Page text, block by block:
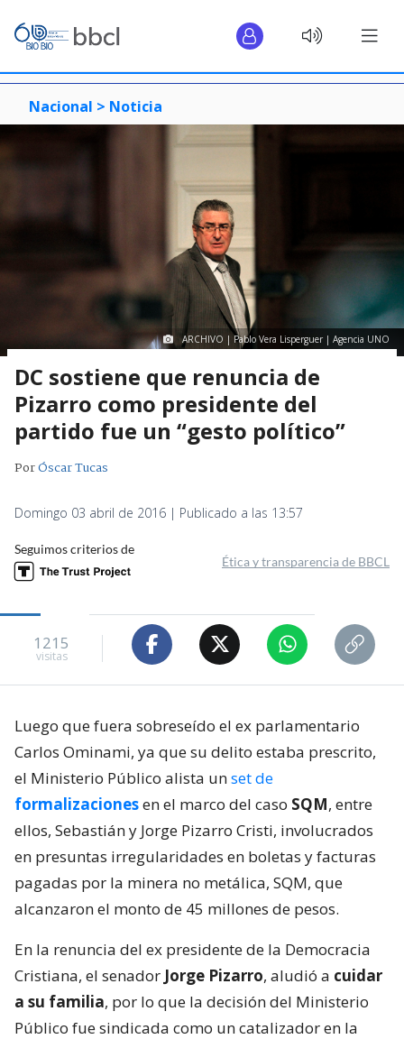
Nacional > Noticia
ARCHIVO | Pablo Vera Lisperguer | Agencia UNO
DC sostiene que renuncia de
Pizarro como presidente del
partido fue un “gesto político”
PorÓscar Tucas
Domingo 03 abril de 2016 | Publicado a las 13:57
Seguimos criterios de
Ética y transparencia de BBCL
1215
visitas
Luego que fuera sobreseído el ex parlamentario
Carlos Ominami, ya que su delito estaba prescrito,
el Ministerio Público alista unset de
formalizacionesen el marco del caso SQM, entre
ellos, Sebastián y Jorge Pizarro Cristi, involucrados
en presuntas irregularidades en boletas y facturas
pagadas por la minera no metálica, SQM, que
alcanzaron el monto de 45 millones de pesos.
En la renuncia del ex presidente de la Democracia
Cristiana, el senador Jorge Pizarro, aludió a cuidar
a su familia, por lo que la decisión del Ministerio
Público fue sindicada como un catalizador en la